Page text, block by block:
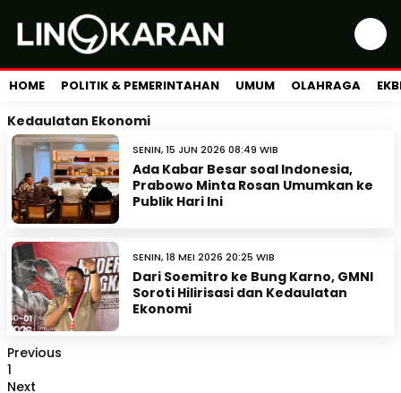
HOME POLITIK & PEMERINTAHAN UMUM OLAHRAGA
Kedaulatan Ekonomi
SENIN, 15 JUN 2026 08:49 WIB
Ada Kabar Besar soal Indonesia,
Prabowo Minta Rosan Umumkan ke
Publik Hari Ini
SENIN, 18 MEI 2026 20:25 WIB
Dari Soemitro ke Bung Karno, GMNI
Soroti Hilirisasi dan Kedaulatan
Ekonomi
Previous
1
Next